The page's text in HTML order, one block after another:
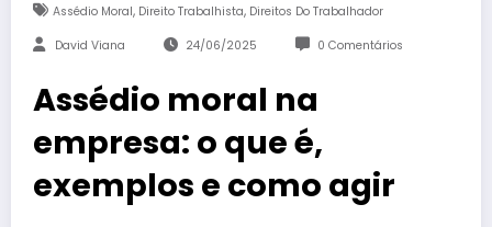
Assédio Moral, Direito Trabalhista, Direitos Do Trabalhador
David Viana 24/06/2025 0 Comentários
Assédio moral na
empresa: o que é,
exemplos e como agir